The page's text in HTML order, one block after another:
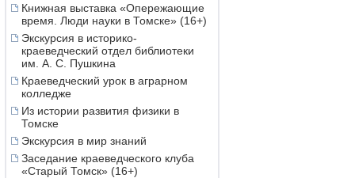
Книжная выставка «Опережающие
время. Люди науки в Томске» (16+)
Экскурсия в историко-
краеведческий отдел библиотеки
им. А. С. Пушкина
Краеведческий урок в аграрном
колледже
Из истории развития физики в
Томске
Экскурсия в мир знаний
Заседание краеведческого клуба
«Старый Томск» (16+)